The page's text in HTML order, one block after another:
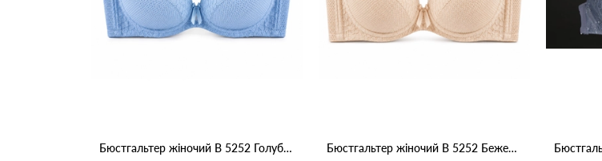
Бюстгальтер жіночий B 5252 Голубий Бюстгальтер жіночий B 5252 Бежевий